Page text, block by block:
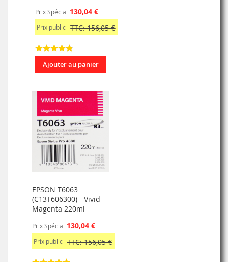
Prix Spécial 130,04 €
Prix public TTC: 156,05 €
Ajouter au panier
EPSON T6063
(C13T606300) - Vivid
Magenta 220ml
Prix Spécial 130,04 €
Prix public TTC: 156,05 €